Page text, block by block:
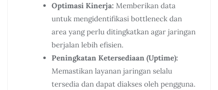
Optimasi Kinerja: Memberikan data
untuk mengidentifikasi bottleneck dan
area yang perlu ditingkatkan agar jaringan
berjalan lebih efisien.
Peningkatan Ketersediaan (Uptime):
Memastikan layanan jaringan selalu
tersedia dan dapat diakses oleh pengguna.